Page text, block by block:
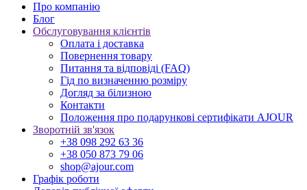
Про компанію
Блог
Обслуговування клієнтів
Оплата і доставка
Повернення товару
Питання та відповіді (FAQ)
Гід по визначенню розміру
Догляд за білизною
Контакти
Положення про подарункові сертифікати AJOUR
Зворотній зв'язок
+38 098 292 63 36
+38 050 873 79 06
shop@ajour.com
Графік роботи